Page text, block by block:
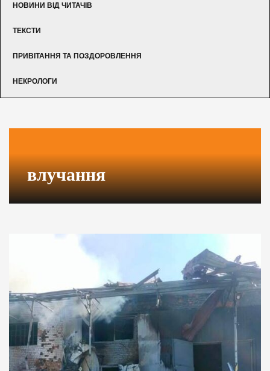
НОВИНИ ВІД ЧИТАЧІВ
ТЕКСТИ
ПРИВІТАННЯ ТА ПОЗДОРОВЛЕННЯ
НЕКРОЛОГИ
влучання